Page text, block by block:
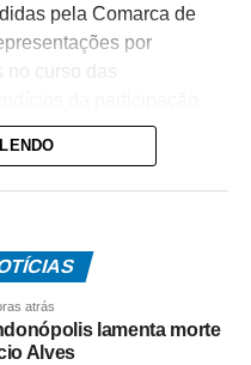
pela Comarca de
por
curso das
região.
criminosa.
conduzidas pela
Oeste, que reuniram
atrás
lamenta morte
Alves